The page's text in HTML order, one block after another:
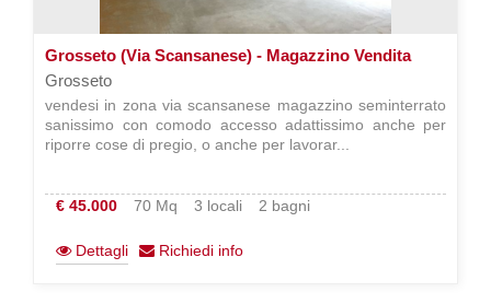
Grosseto (Via Scansanese) - Magazzino Vendita
Grosseto
vendesi in zona via scansanese magazzino seminterrato
sanissimo con comodo accesso adattissimo anche per
riporre cose di pregio, o anche per lavorar...
€ 45.000 70 Mq 3 locali 2 bagni
Dettagli Richiedi info